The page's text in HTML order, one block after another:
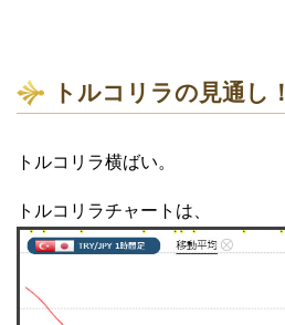
トルコリラの見通し！
トルコリラ横ばい。
トルコリラチャートは、